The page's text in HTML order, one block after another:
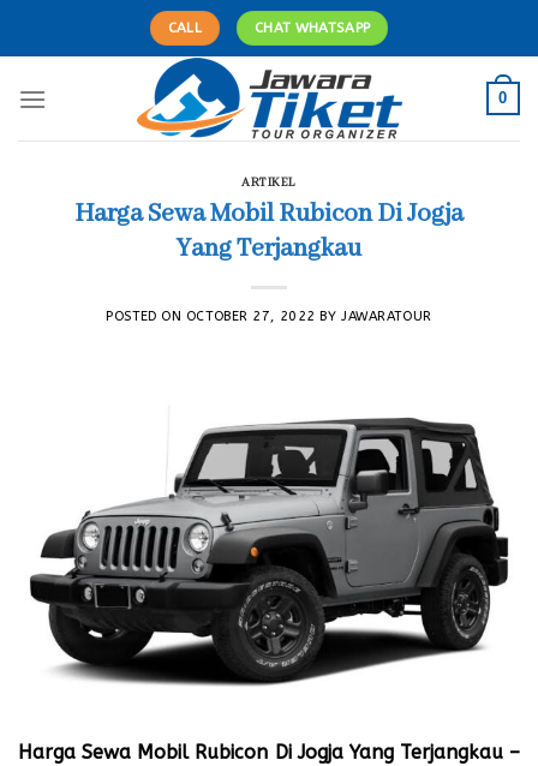
CALL CHAT WHATSAPP
0
ARTIKEL
Harga Sewa Mobil Rubicon Di Jogja
Yang Terjangkau
POSTED ON OCTOBER 27, 2022 BYJAWARATOUR
Harga Sewa Mobil Rubicon Di Jogja Yang Terjangkau –